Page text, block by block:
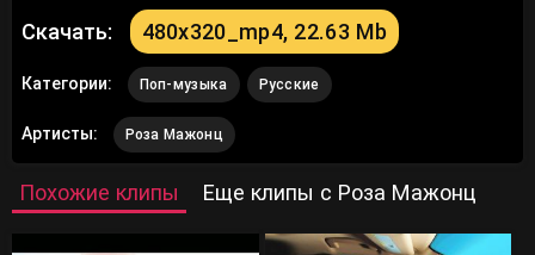
Скачать: 480x320_mp4, 22.63 Mb
Категории: Поп-музыка Русские
Артисты: Роза Мажонц
Похожие клипы Еще клипы с Роза Мажонц